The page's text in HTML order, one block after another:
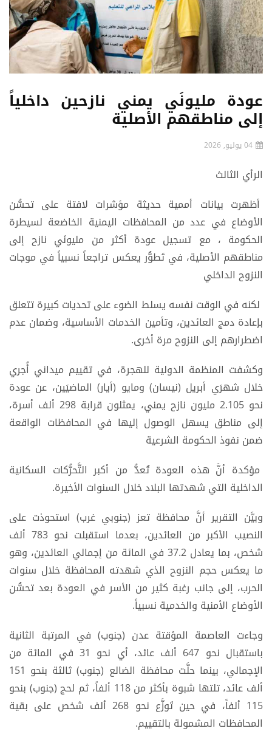
عودة مليونَي يمني نازحين داخلياً
إلى مناطقهم الأصلية
04 يوليو, 2026
الرأي الثالث
أظهرت بيانات أممية حديثة مؤشرات لافتة على تحسُّن
الأوضاع في عدد من المحافظات اليمنية الخاضعة لسيطرة
الحكومة ، مع تسجيل عودة أكثر من مليونَي نازح إلى
مناطقهم الأصلية، في تَطوُّر يعكس تراجعاً نسبياً في موجات
النزوح الداخلي
لكنه في الوقت نفسه يسلط الضوء على تحديات كبيرة تتعلق
بإعادة دمج العائدين، وتأمين الخدمات الأساسية، وضمان عدم
اضطرارهم إلى النزوح مرة أخرى.
وكشفت المنظمة الدولية للهجرة، في تقييم ميداني أُجري
خلال شهرَي أبريل (نيسان) ومايو (أيار) الماضيَين، عن عودة
نحو 2.105 مليون نازح يمني، يمثلون قرابة 298 ألف أسرة،
إلى مناطق يسهل الوصول إليها في المحافظات الواقعة
ضمن نفوذ الحكومة الشرعية
مؤكدة أنَّ هذه العودة تُعدُّ من أكبر التَّحرُّكات السكانية
الداخلية التي شهدتها البلاد خلال السنوات الأخيرة.
وبيَّن التقرير أنَّ محافظة تعز (جنوبي غرب) استحوذت على
النصيب الأكبر من العائدين، بعدما استقبلت نحو 783 ألف
شخص، بما يعادل 37.2 في المائة من إجمالي العائدين، وهو
ما يعكس حجم النزوح الذي شهدته المحافظة خلال سنوات
الحرب، إلى جانب رغبة كثير من الأسر في العودة بعد تحسُّن
الأوضاع الأمنية والخدمية نسبياً.
وجاءت العاصمة المؤقتة عدن (جنوب) في المرتبة الثانية
باستقبال نحو 647 ألف عائد، أي نحو 31 في المائة من
الإجمالي، بينما حلَّت محافظة الضالع (جنوب) ثالثة بنحو 151
ألف عائد، تلتها شبوة بأكثر من 118 ألفاً، ثم لحج (جنوب) بنحو
115 ألفاً، في حين تَوزَّع نحو 268 ألف شخص على بقية
المحافظات المشمولة بالتقييم.